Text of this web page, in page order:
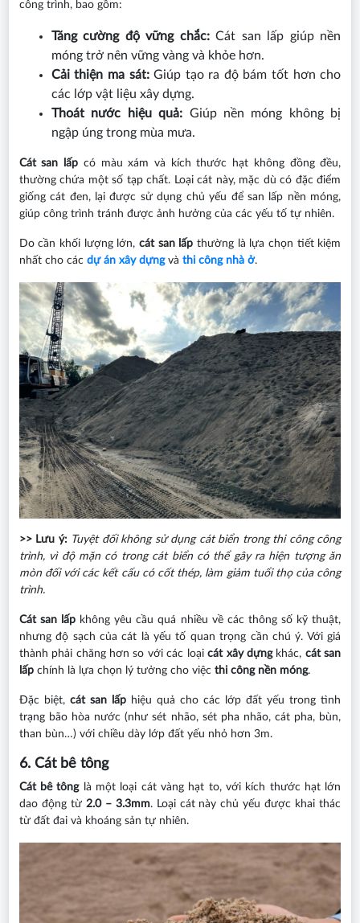
công trình, bao gồm:
Tăng cường độ vững chắc:Cát san lấp giúp nền
móng trở nên vững vàng và khỏe hơn.
Cải thiện ma sát:Giúp tạo ra độ bám tốt hơn cho
các lớp vật liệu xây dựng.
Thoát nước hiệu quả: Giúp nền móng không bị
ngập úng trong mùa mưa.
Cát san lấp có màu xám và kích thước hạt không đồng đều,
thường chứa một số tạp chất. Loại cát này, mặc dù có đặc điểm
giống cát đen, lại được sử dụng chủ yếu để san lấp nền móng,
giúp công trình tránh được ảnh hưởng của các yếu tố tự nhiên.
Do cần khối lượng lớn, cát san lấp thường là lựa chọn tiết kiệm
nhất cho các dự án xây dựngvà thi công nhà ở.
>> Lưu ý: Tuyệt đối không sử dụng cát biển trong thi công công
trình, vì độ mặn có trong cát biển có thể gây ra hiện tượng ăn
mòn đối với các kết cấu có cốt thép, làm giảm tuổi thọ của công
trình.
Cát san lấp không yêu cầu quá nhiều về các thông số kỹ thuật,
nhưng độ sạch của cát là yếu tố quan trọng cần chú ý. Với giá
thành phải chăng hơn so với các loạicát xây dựngkhác, cát san
lấp chính là lựa chọn lý tưởng cho việc thi công nền móng.
Đặc biệt, cát san lấphiệu quả cho các lớp đất yếu trong tình
trạng bão hòa nước (như sét nhão, sét pha nhão, cát pha, bùn,
than bùn…) với chiều dày lớp đất yếu nhỏ hơn 3m.
6. Cát bê tông
Cát bê tông là một loại cát vàng hạt to, với kích thước hạt lớn
dao động từ 2.0 – 3.3mm. Loại cát này chủ yếu được khai thác
từ đất đai và khoáng sản tự nhiên.